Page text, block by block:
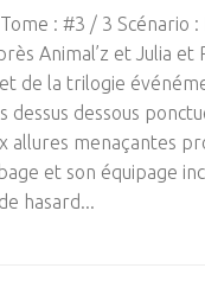
: #3 / 3 Scénario :
Animal’z et Julia et
de la trilogie
dessus dessous
allures menaçantes
et son équipage
hasard...